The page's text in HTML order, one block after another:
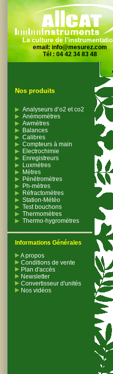
La culture de
email: info@mesurez.com
Tél : 04 42 34 83 48
Nos produits
Analyseurs d’o2 et co2
Anémomètres
Awmètres
Balances
Calibres
Compteurs à main
Electrochimie
Enregistreurs
Luxmètres
Mètres
Pénétromètres
Ph-mètres
Réfractomètres
Station-Météo
Test bouchons
Thermomètres
Thermo-hygromètres
Informations Générales
A propos
Conditions de vente
Plan d'accès
Newsletter
Convertisseur d'unités
Nos vidéos